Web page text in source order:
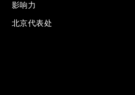
影响力
北京代表处